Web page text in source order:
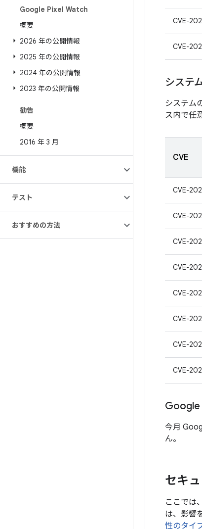
Google Pixel Watch
概要
2026 年の公開情報
2025 年の公開情報
2024 年の公開情報
2023 年の公開情報
勧告
概要
2016 年 3 月
機能
テスト
おすすめの方法
CVE-
CVE-
システ
システム
ス内で任
CVE
CVE-
CVE-
CVE-
CVE-
CVE-
CVE-
CVE-
CVE-
Google
今月
ん。
セキ
ここでは
は、影響
性のタイ